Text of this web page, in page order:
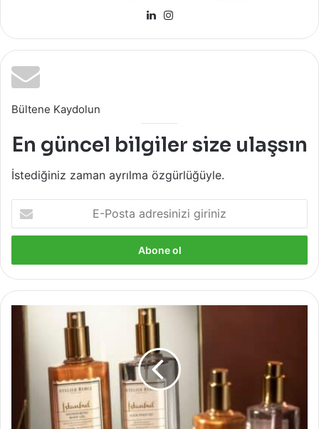
LinkedIn
Bültene Kaydolun
En güncel bilgiler size ulaşsın
İstediğiniz zaman ayrılma özgürlüğüyle.
Posta
adresinizi
Atelier
Koleksiyonu